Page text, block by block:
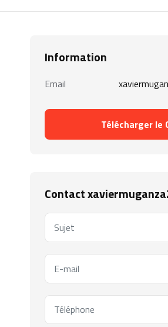
Information
Email
Télécharger le
Contact